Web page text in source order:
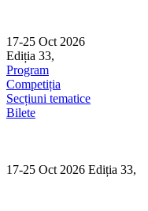
content
17-25 Oct 2026
Ediția 33,
Program
Competiția
Secțiuni tematice
Bilete
17-25 Oct 2026 Ediția 33,